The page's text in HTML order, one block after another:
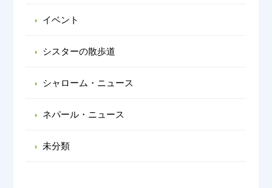
イベント
シスターの散歩道
シャローム・ニュース
ネパール・ニュース
未分類